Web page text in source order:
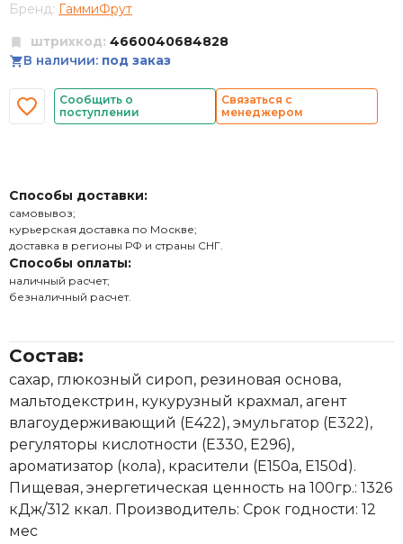
Бренд: ГаммиФрут
штрихкод: 4660040684828
В наличии: под заказ
Сообщить о
поступлении
Связаться с
менеджером
Способы доставки:
самовывоз;
курьерская доставка по Москве;
доставка в регионы РФ и страны СНГ.
Способы оплаты:
наличный расчет;
безналичный расчет.
Состав:
сахар, глюкозный сироп, резиновая основа,
мальтодекстрин, кукурузный крахмал, агент
влагоудерживающий (Е422), эмульгатор (Е322),
регуляторы кислотности (Е330, Е296),
ароматизатор (кола), красители (Е150а, Е150d).
Пищевая, энергетическая ценность на 100гр.: 1326
кДж/312 ккал. Производитель: Срок годности: 12
мес